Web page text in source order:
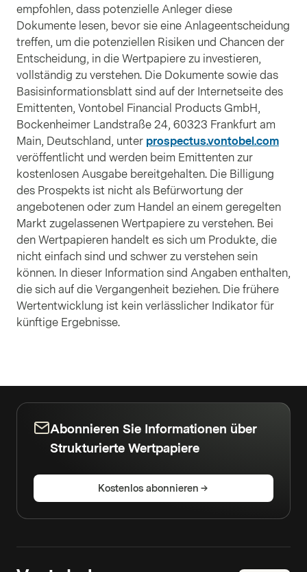
empfohlen, dass potenzielle Anleger diese
Dokumente lesen, bevor sie eine Anlageentscheidung
treffen, um die potenziellen Risiken und Chancen der
Entscheidung, in die Wertpapiere zu investieren,
vollständig zu verstehen. Die Dokumente sowie das
Basisinformationsblatt sind auf der Internetseite des
Emittenten, Vontobel Financial Products GmbH,
Bockenheimer Landstraße 24, 60323 Frankfurt am
Main, Deutschland, unter prospectus.vontobel.com
veröffentlicht und werden beim Emittenten zur
kostenlosen Ausgabe bereitgehalten. Die Billigung
des Prospekts ist nicht als Befürwortung der
angebotenen oder zum Handel an einem geregelten
Markt zugelassenen Wertpapiere zu verstehen. Bei
den Wertpapieren handelt es sich um Produkte, die
nicht einfach sind und schwer zu verstehen sein
können. In dieser Information sind Angaben enthalten,
die sich auf die Vergangenheit beziehen. Die frühere
Wertentwicklung ist kein verlässlicher Indikator für
künftige Ergebnisse.
Abonnieren Sie Informationen über
Strukturierte Wertpapiere
Kostenlos abonnieren